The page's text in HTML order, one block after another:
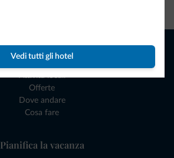
Vedi tutti gli hotel
Naviga
Attività locali
Offerte
Dove andare
Cosa fare
Pianifica la vacanza